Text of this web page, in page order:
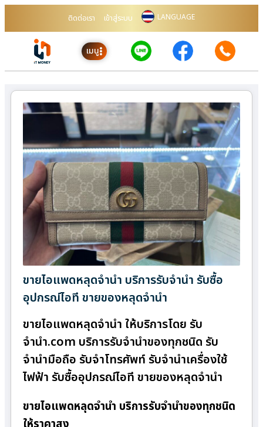
ติดต่อเรา เข้าสู่ระบบ LANGUAGE
เมนู
ขายไอแพดหลุดจำนำ บริการรับจำนำ รับซื้อ
อุปกรณ์ไอที ขายของหลุดจำนำ
ขายไอแพดหลุดจำนำ ให้บริการโดย รับ
จํานํา.com บริการรับจำนำของทุกชนิด รับ
จำนำมือถือ รับจำโทรศัพท์ รับจำนำเครื่องใช้
ไฟฟ้า รับซื้ออุปกรณ์ไอที ขายของหลุดจำนำ
ขายไอแพดหลุดจำนำ บริการรับจำนำของทุกชนิด